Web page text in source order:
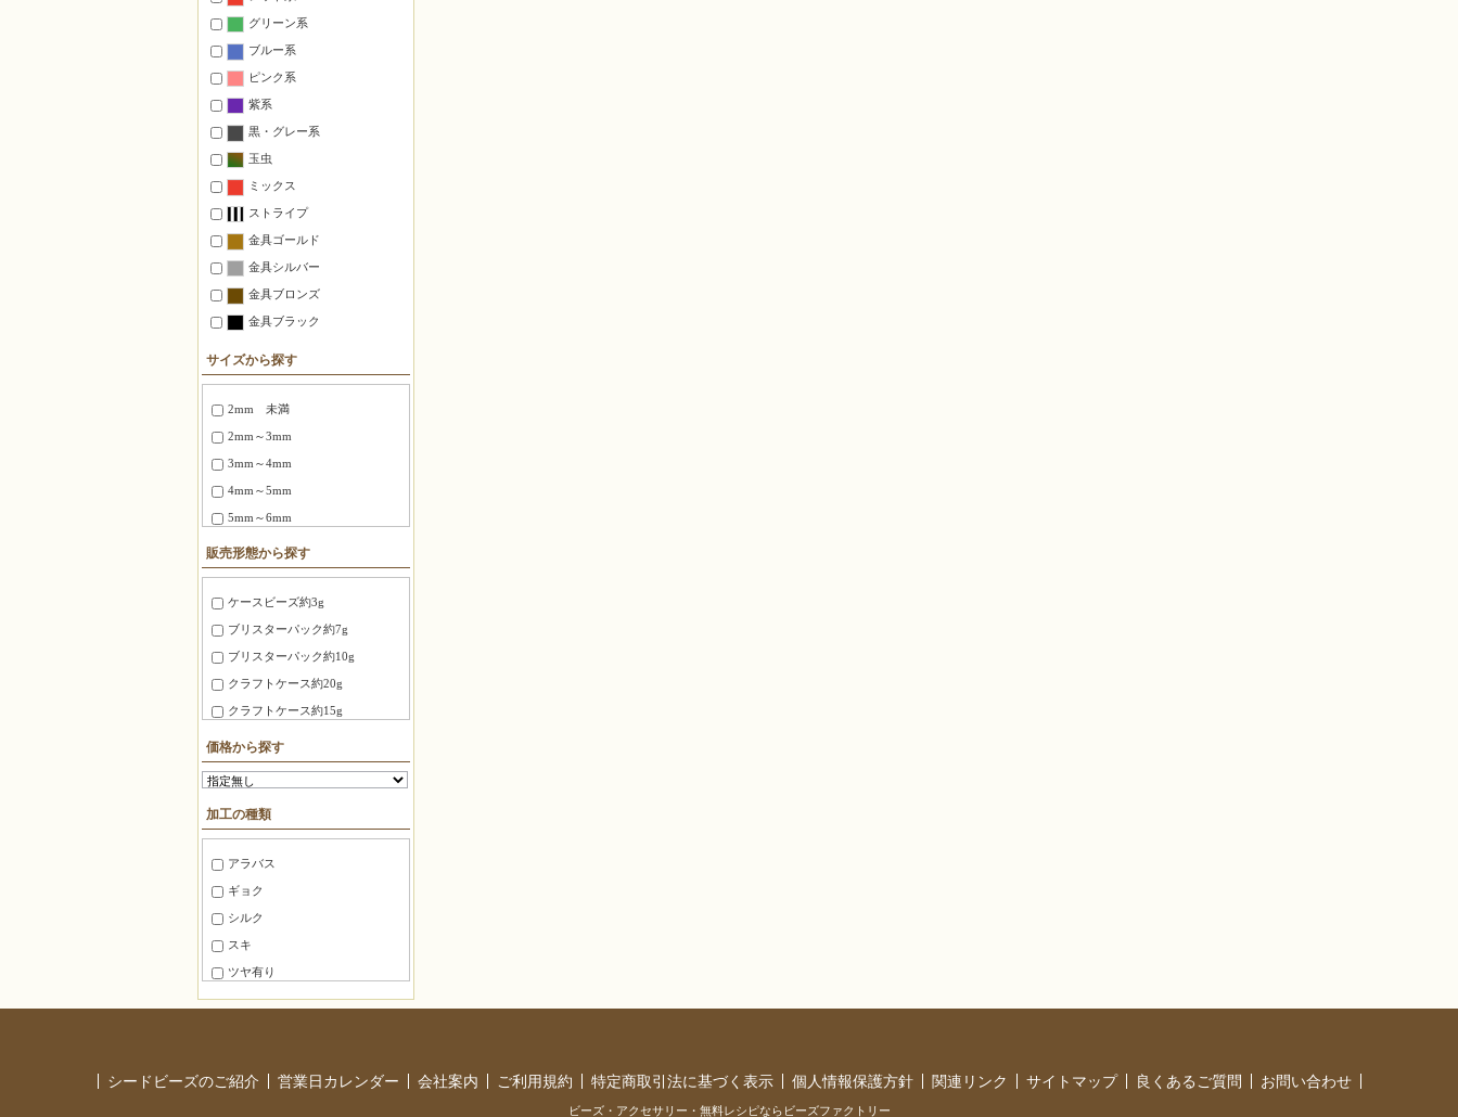
グリーン系
ブルー系
ピンク系
紫系
黒・グレー系
玉虫
ミックス
ストライプ
金具ゴールド
金具シルバー
金具ブロンズ
金具ブラック
サイズから探す
2mm 未満
2mm～3mm
3mm～4mm
4mm～5mm
5mm～6mm
6～8mm
1.5X3mm ～ 1.8X6mm
2.0X6 mm ～ 2.5X12mm
2.7X12mm ～ 3.4X20mm
3X3X3mm
4X4X4mm
3.0X20mm ～ 4.0X10mm
10mm～15mm
15mm～20mm
20mm～30mm
30mm～40mm
40mm～50mm
50mm～60mm
60mm～80mm
80mm 以上
販売形態から探す
ケースビーズ約3g
ブリスターパック約7g
ブリスターパック約10g
クラフトケース約20g
クラフトケース約15g
徳用パック約100g
ＢＦパック約7g
糸通しビーズ約75cm
糸通しビーズ約1m
糸通しビーズ約5m
糸通しビーズ約10m
マルケース約3g
角ケース約20g
徳用パック100
バラ
価格から探す
加工の種類
アラバス
ギョク
シルク
スキ
ツヤ有り
ツヤ消し
レインボー
シードビーズのご紹介 営業日カレンダー 会社案内 ご利用規約 特定商取引法に基づく表示 個人情報保護方針 関連リンク サイトマップ 良くあるご質問 お問い合わせ
ビーズ・アクセサリー・無料レシピならビーズファクトリー